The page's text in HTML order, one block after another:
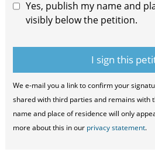
Yes, publish my name and
visibly below the petition.
We e-mail you a link to confirm your
shared with third parties and remains with
name and place of residence will only
more about this in our privacy statement.